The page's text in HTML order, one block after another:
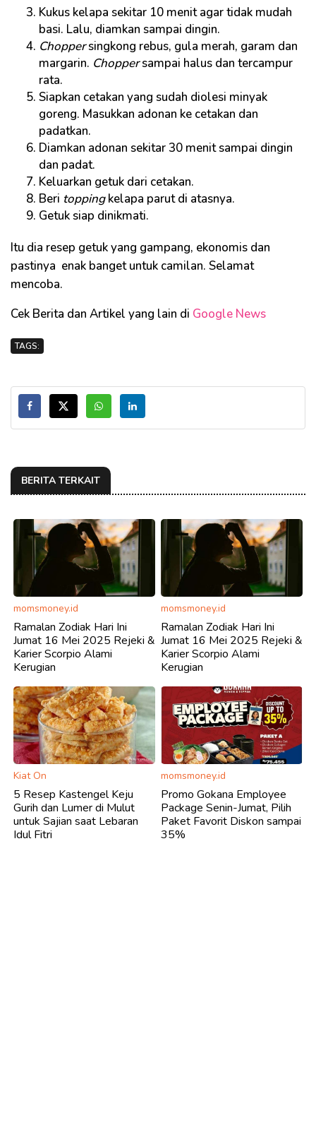
Kukus kelapa sekitar 10 menit agar tidak mudah
basi. Lalu, diamkan sampai dingin.
Choppersingkong rebus, gula merah, garam dan
margarin. Choppersampai halus dan tercampur
rata.
Siapkan cetakan yang sudah diolesi minyak
goreng. Masukkan adonan ke cetakan dan
padatkan.
Diamkan adonan sekitar 30 menit sampai dingin
dan padat.
Keluarkan getuk dari cetakan.
Beri toppingkelapa parut di atasnya.
Getuk siap dinikmati.
Itu dia resep getuk yang gampang, ekonomis dan
pastinya enak banget untuk camilan. Selamat
mencoba.
Cek Berita dan Artikel yang lain di Google News
TAGS:
BERITA TERKAIT
momsmoney.id
Ramalan Zodiak Hari Ini
Jumat 16 Mei 2025 Rejeki &
Karier Scorpio Alami
Kerugian
momsmoney.id
Ramalan Zodiak Hari Ini
Jumat 16 Mei 2025 Rejeki &
Karier Scorpio Alami
Kerugian
Kiat On
5 Resep Kastengel Keju
Gurih dan Lumer di Mulut
untuk Sajian saat Lebaran
Idul Fitri
momsmoney.id
Promo Gokana Employee
Package Senin-Jumat, Pilih
Paket Favorit Diskon sampai
35%